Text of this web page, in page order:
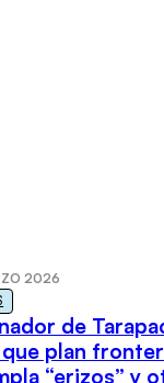
2026
de
que plan
“erizos” y